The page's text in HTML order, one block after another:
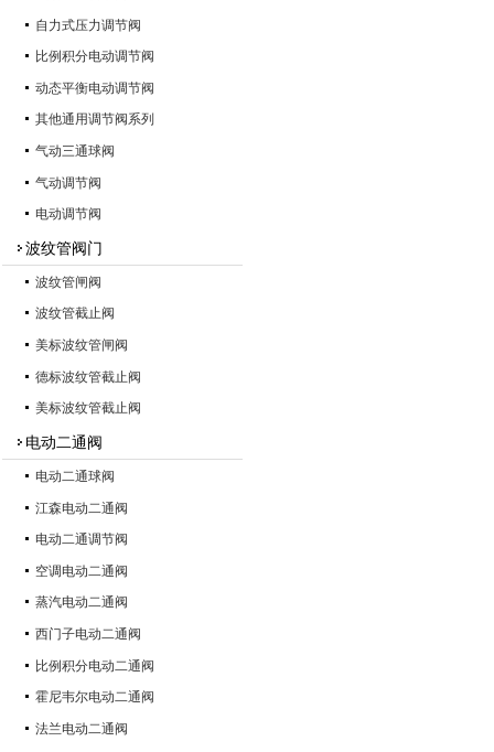
自力式压力调节阀
比例积分电动调节阀
动态平衡电动调节阀
其他通用调节阀系列
气动三通球阀
气动调节阀
电动调节阀
波纹管阀门
波纹管闸阀
波纹管截止阀
美标波纹管闸阀
德标波纹管截止阀
美标波纹管截止阀
电动二通阀
电动二通球阀
江森电动二通阀
电动二通调节阀
空调电动二通阀
蒸汽电动二通阀
西门子电动二通阀
比例积分电动二通阀
霍尼韦尔电动二通阀
法兰电动二通阀